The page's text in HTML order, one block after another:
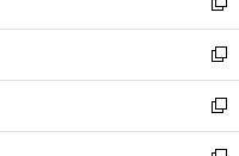
開
く
ド
ウ
で
開
く
ィ
ン
ド
ウ
で
開
い
ウ
ィ
ン
ド
ウ
新
し
い
ウ
ィ
ン
新
し
い
ウ
新
し